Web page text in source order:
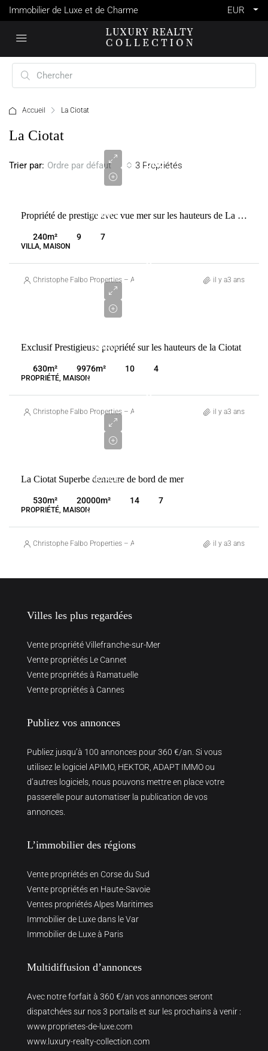
Immobilier de Luxe et de Charme EUR
Accueil La Ciotat
La Ciotat
3 Propriétés
Trier par: Ordre par défaut
FRANCE
000
Propriété de prestige avec vue mer sur les hauteurs de La Ciotat
240m² 9 7
VILLA, MAISON
Christophe Falbo Properties – Agence Immobilière Marseilleil y a3 ans
FRANCE
CIOTAT
3
Exclusif Prestigieuse propriété sur les hauteurs de la Ciotat
630m² 9976m² 10 4
PROPRIÉTÉ, MAISON
Christophe Falbo Properties – Agence Immobilière Marseilleil y a3 ans
FRANCE
CIOTAT
2
La Ciotat Superbe demeure de bord de mer
530m² 20000m² 14 7
PROPRIÉTÉ, MAISON
Christophe Falbo Properties – Agence Immobilière Marseilleil y a3 ans
Villes les plus regardées
Vente propriété Villefranche-sur-Mer
Vente propriétés Le Cannet
Vente propriétés à Ramatuelle
Vente propriétés à Cannes
Publiez vos annonces
Publiez jusqu’à 100 annonces pour 360 €/an. Si vous
utilisez le logiciel APIMO, HEKTOR, ADAPT IMMO ou
d’autres logiciels, nous pouvons mettre en place votre
passerelle pour automatiser la publication de vos
annonces.
L’immobilier des régions
Vente propriétés en Corse du Sud
Vente propriétés en Haute-Savoie
Ventes propriétés Alpes Maritimes
Immobilier de Luxe dans le Var
Immobilier de Luxe à Paris
Multidiffusion d’annonces
Avec notre forfait à 360 €/an vos annonces seront
dispatchées sur nos 3 portails et sur les prochains à venir :
www.proprietes-de-luxe.com
www.luxury-realty-collection.com